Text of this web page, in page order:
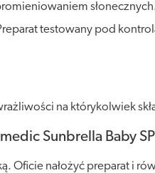
testowany pod
na którykolwiek
Sunbrella Baby
Oficie nałożyć preparat i